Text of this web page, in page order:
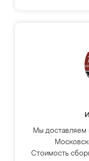
Мы доставляем
Стоимость